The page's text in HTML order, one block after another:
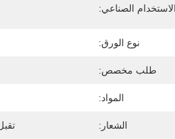
الصناعي:
نوع الورق:
طلب مخصص:
المواد:
الشعار: